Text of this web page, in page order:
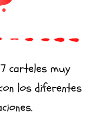
carteles muy
los diferentes